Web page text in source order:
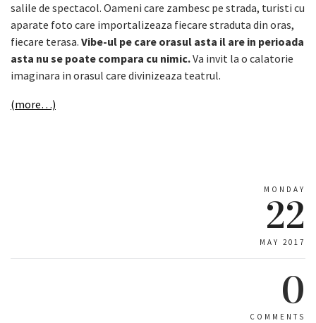
salile de spectacol. Oameni care zambesc pe strada, turisti cu
aparate foto care importalizeaza fiecare straduta din oras,
fiecare terasa. Vibe-ul pe care orasul asta il are in perioada
asta nu se poate compara cu nimic.Va invit la o calatorie
imaginara in orasul care divinizeaza teatrul.
(more…)
MONDAY
22
MAY 2017
0
COMMENTS